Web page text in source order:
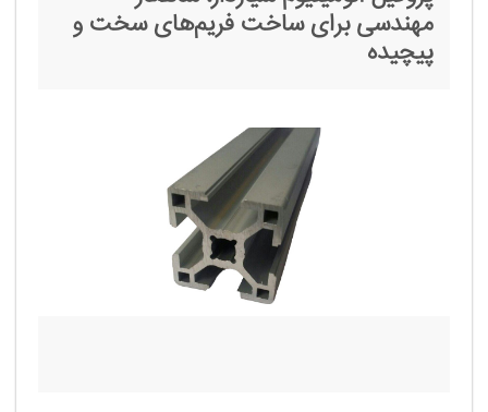
مهندسی برای ساخت فریم‌های سخت و
پیچیده